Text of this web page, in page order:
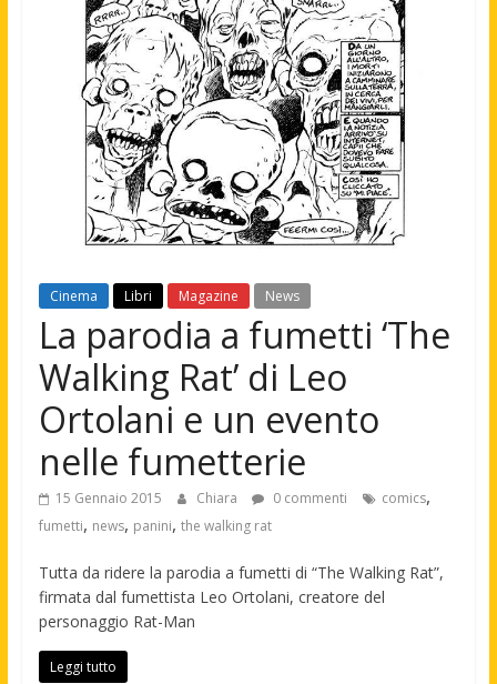
Cinema Libri Magazine News
La parodia a fumetti ‘The
Walking Rat’ di Leo
Ortolani e un evento
nelle fumetterie
15 Gennaio 2015 Chiara 0 commenti comics,
fumetti, news, panini, the walking rat
Tutta da ridere la parodia a fumetti di “The Walking Rat”,
firmata dal fumettista Leo Ortolani, creatore del
personaggio Rat-Man
Leggi tutto